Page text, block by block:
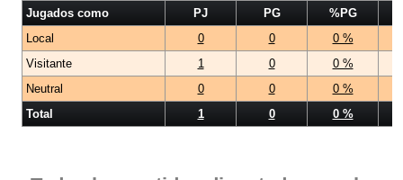
Jugados como PJ PG
%PG
Local
0 0
0 %
Visitante
1 0
0 %
Neutral
0 0
0 %
Total
1 0 0 %